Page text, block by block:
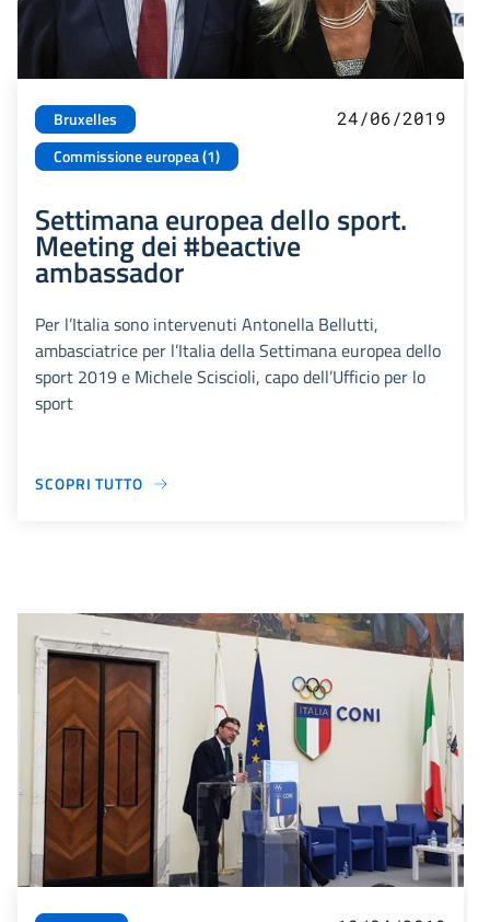
Bruxelles
Commissione europea (1)
24/06/2019
Settimana europea dello sport.
Meeting dei #beactive
ambassador
Per l’Italia sono intervenuti Antonella Bellutti,
ambasciatrice per l’Italia della Settimana europea dello
sport 2019 e Michele Sciscioli, capo dell’Ufficio per lo
sport
SCOPRI TUTTO